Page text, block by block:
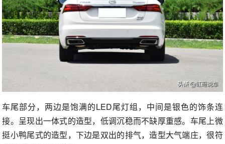
车尾部分，两边是饱满的LED尾灯组，中间是银色的饰条连
接。呈现出一体式的造型，低调沉稳而不缺厚重感。车尾上微
挺小鸭尾式的造型，下边是双出的排气，造型大气端庄，很符